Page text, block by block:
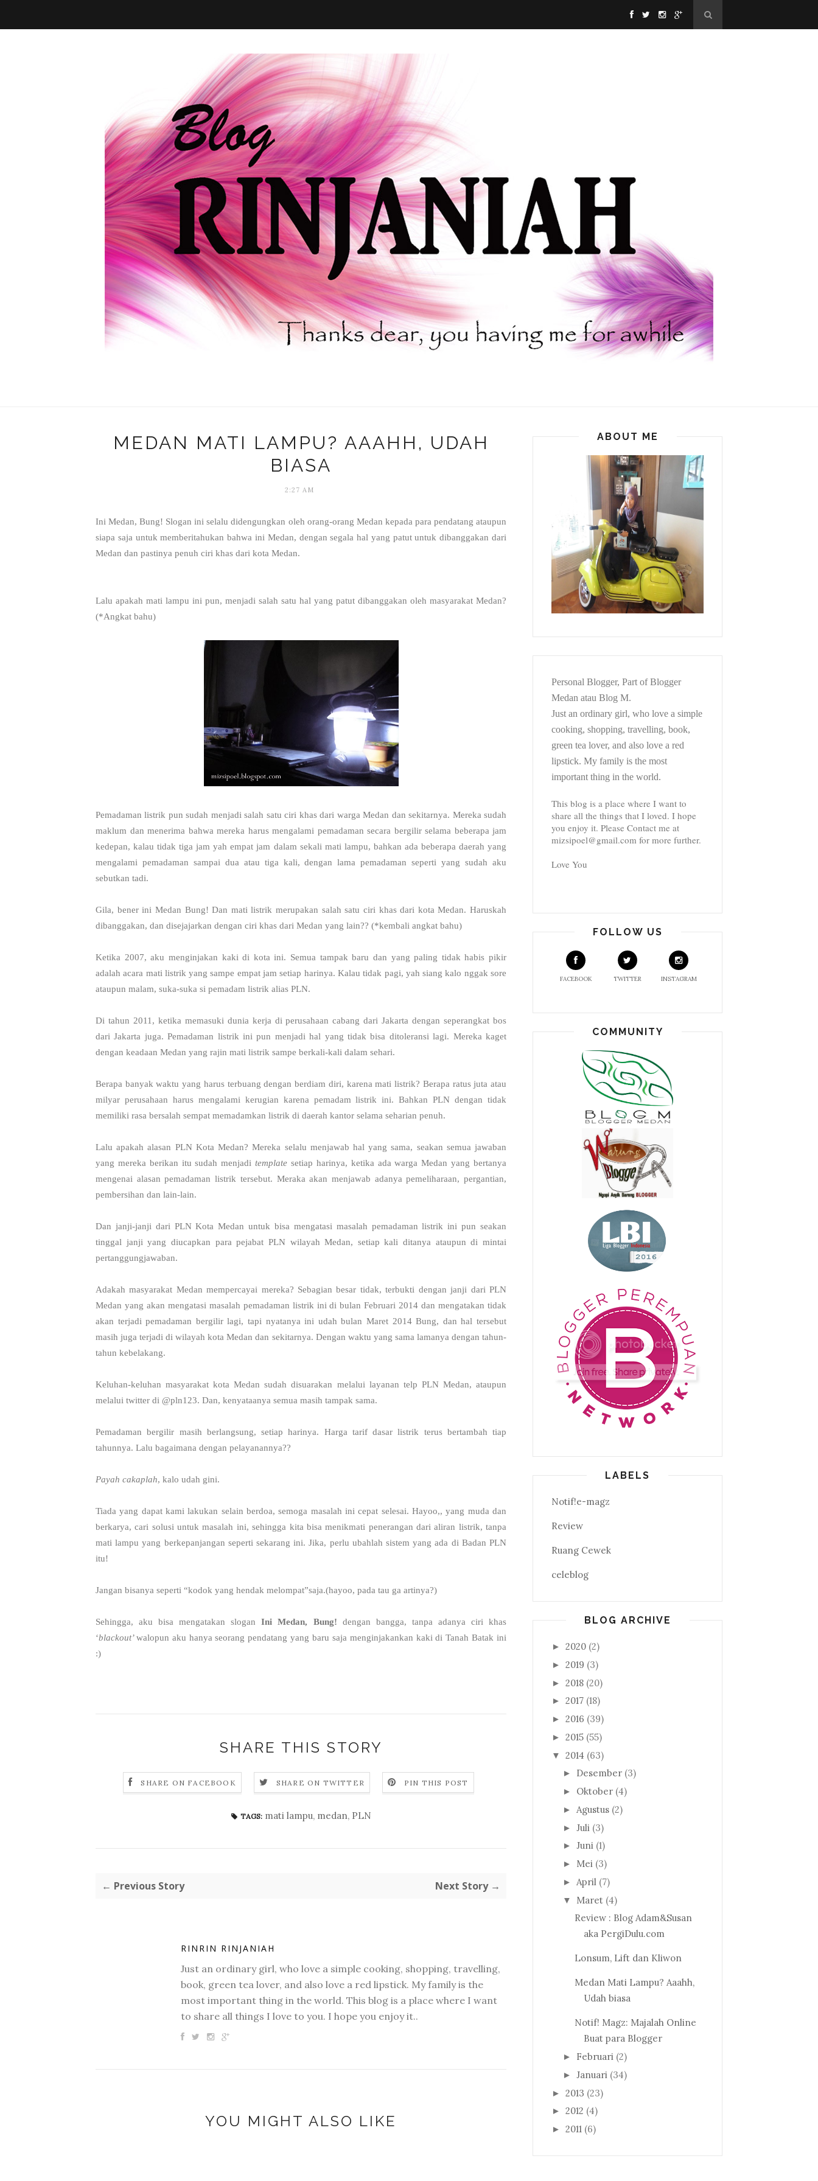
MEDAN MATI LAMPU? AAAHH, UDAH
BIASA
2:27 AM
Ini Medan, Bung! Slogan ini selalu didengungkan oleh orang-orang Medan kepada para pendatang ataupun
siapa saja untuk memberitahukan bahwa ini Medan, dengan segala hal yang patut untuk dibanggakan dari
Medan dan pastinya penuh ciri khas dari kota Medan.
Lalu apakah mati lampu ini pun, menjadi salah satu hal yang patut dibanggakan oleh masyarakat Medan?
(*Angkat bahu)
Pemadaman listrik pun sudah menjadi salah satu ciri khas dari warga Medan dan sekitarnya. Mereka sudah
maklum dan menerima bahwa mereka harus mengalami pemadaman secara bergilir selama beberapa jam
kedepan, kalau tidak tiga jam yah empat jam dalam sekali mati lampu, bahkan ada beberapa daerah yang
mengalami pemadaman sampai dua atau tiga kali, dengan lama pemadaman seperti yang sudah aku
sebutkan tadi.
Gila, bener ini Medan Bung! Dan mati listrik merupakan salah satu ciri khas dari kota Medan. Haruskah
dibanggakan, dan disejajarkan dengan ciri khas dari Medan yang lain?? (*kembali angkat bahu)
Ketika 2007, aku menginjakan kaki di kota ini. Semua tampak baru dan yang paling tidak habis pikir
adalah acara mati listrik yang sampe empat jam setiap harinya. Kalau tidak pagi, yah siang kalo nggak sore
ataupun malam, suka-suka si pemadam listrik alias PLN.
Di tahun 2011, ketika memasuki dunia kerja di perusahaan cabang dari Jakarta dengan seperangkat bos
dari Jakarta juga. Pemadaman listrik ini pun menjadi hal yang tidak bisa ditoleransi lagi. Mereka kaget
dengan keadaan Medan yang rajin mati listrik sampe berkali-kali dalam sehari.
Berapa banyak waktu yang harus terbuang dengan berdiam diri, karena mati listrik? Berapa ratus juta atau
milyar perusahaan harus mengalami kerugian karena pemadam listrik ini. Bahkan PLN dengan tidak
memiliki rasa bersalah sempat memadamkan listrik di daerah kantor selama seharian penuh.
Lalu apakah alasan PLN Kota Medan? Mereka selalu menjawab hal yang sama, seakan semua jawaban
yang mereka berikan itu sudah menjaditemplate setiap harinya, ketika ada warga Medan yang bertanya
mengenai alasan pemadaman listrik tersebut. Meraka akan menjawab adanya pemeliharaan, pergantian,
pembersihan dan lain-lain.
Dan janji-janji dari PLN Kota Medan untuk bisa mengatasi masalah pemadaman listrik ini pun seakan
tinggal janji yang diucapkan para pejabat PLN wilayah Medan, setiap kali ditanya ataupun di mintai
pertanggungjawaban.
Adakah masyarakat Medan mempercayai mereka? Sebagian besar tidak, terbukti dengan janji dari PLN
Medan yang akan mengatasi masalah pemadaman listrik ini di bulan Februari 2014 dan mengatakan tidak
akan terjadi pemadaman bergilir lagi, tapi nyatanya ini udah bulan Maret 2014 Bung, dan hal tersebut
masih juga terjadi di wilayah kota Medan dan sekitarnya. Dengan waktu yang sama lamanya dengan tahun-
tahun kebelakang.
Keluhan-keluhan masyarakat kota Medan sudah disuarakan melalui layanan telp PLN Medan, ataupun
melalui twitter di @pln123. Dan, kenyataanya semua masih tampak sama.
Pemadaman bergilir masih berlangsung, setiap harinya. Harga tarif dasar listrik terus bertambah tiap
tahunnya. Lalu bagaimana dengan pelayanannya??
Payah cakaplah, kalo udah gini.
Tiada yang dapat kami lakukan selain berdoa, semoga masalah ini cepat selesai. Hayoo,, yang muda dan
berkarya, cari solusi untuk masalah ini, sehingga kita bisa menikmati penerangan dari aliran listrik, tanpa
mati lampu yang berkepanjangan seperti sekarang ini. Jika, perlu ubahlah sistem yang ada di Badan PLN
itu!
Jangan bisanya seperti “kodok yang hendak melompat”saja.(hayoo, pada tau ga artinya?)
Sehingga, aku bisa mengatakan sloganIni Medan, Bung! dengan bangga, tanpa adanya ciri khas
‘blackout’walopun aku hanya seorang pendatang yang baru saja menginjakankan kaki di Tanah Batak ini
:)
SHARE THIS STORY
SHARE ON FACEBOOK SHARE ON TWITTER PIN THIS POST
TAGS: mati lampu, medan, PLN
← Previous Story Next Story →
RINRIN RINJANIAH
Just an ordinary girl, who love a simple cooking, shopping, travelling,
book, green tea lover, and also love a red lipstick. My family is the
most important thing in the world. This blog is a place where I want
to share all things I love to you. I hope you enjoy it..
YOU MIGHT ALSO LIKE
ABOUT ME
Personal Blogger, Part of Blogger
Medan atau Blog M.
Just an ordinary girl, who love a simple
cooking, shopping, travelling, book,
green tea lover, and also love a red
lipstick. My family is the most
important thing in the world.
This blog is a place where I want to
share all the things that I loved. I hope
you enjoy it. Please Contact me at
mizsipoel@gmail.com for more further.
Love You
FOLLOW US
FACEBOOK TWITTER INSTAGRAM
COMMUNITY
LABELS
Notif!e-magz
Review
Ruang Cewek
celeblog
BLOG ARCHIVE
► 2020 (2)
► 2019 (3)
► 2018 (20)
► 2017 (18)
► 2016 (39)
► 2015 (55)
▼ 2014 (63)
► Desember (3)
► Oktober (4)
► Agustus (2)
► Juli (3)
► Juni (1)
► Mei (3)
► April (7)
▼ Maret (4)
Review : Blog Adam&Susan
aka PergiDulu.com
Lonsum, Lift dan Kliwon
Medan Mati Lampu? Aaahh,
Udah biasa
Notif! Magz: Majalah Online
Buat para Blogger
► Februari (2)
► Januari (34)
► 2013 (23)
► 2012 (4)
► 2011 (6)